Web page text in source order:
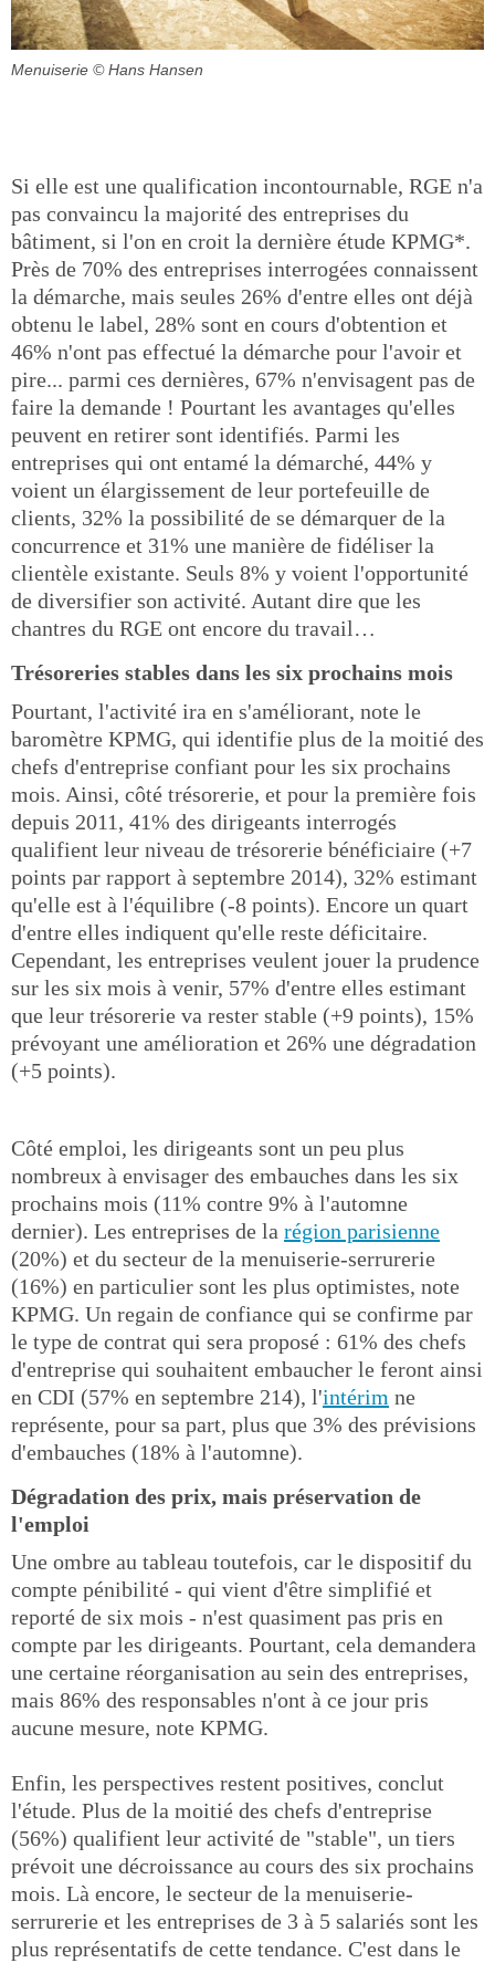
Menuiserie © Hans Hansen
Si elle est une qualification incontournable, RGE n'a
pas convaincu la majorité des entreprises du
bâtiment, si l'on en croit la dernière étude KPMG*.
Près de 70% des entreprises interrogées connaissent
la démarche, mais seules 26% d'entre elles ont déjà
obtenu le label, 28% sont en cours d'obtention et
46% n'ont pas effectué la démarche pour l'avoir et
pire... parmi ces dernières, 67% n'envisagent pas de
faire la demande ! Pourtant les avantages qu'elles
peuvent en retirer sont identifiés. Parmi les
entreprises qui ont entamé la démarché, 44% y
voient un élargissement de leur portefeuille de
clients, 32% la possibilité de se démarquer de la
concurrence et 31% une manière de fidéliser la
clientèle existante. Seuls 8% y voient l'opportunité
de diversifier son activité. Autant dire que les
chantres du RGE ont encore du travail…
Trésoreries stables dans les six prochains mois
Pourtant, l'activité ira en s'améliorant, note le
baromètre KPMG, qui identifie plus de la moitié des
chefs d'entreprise confiant pour les six prochains
mois. Ainsi, côté trésorerie, et pour la première fois
depuis 2011, 41% des dirigeants interrogés
qualifient leur niveau de trésorerie bénéficiaire (+7
points par rapport à septembre 2014), 32% estimant
qu'elle est à l'équilibre (-8 points). Encore un quart
d'entre elles indiquent qu'elle reste déficitaire.
Cependant, les entreprises veulent jouer la prudence
sur les six mois à venir, 57% d'entre elles estimant
que leur trésorerie va rester stable (+9 points), 15%
prévoyant une amélioration et 26% une dégradation
(+5 points).
Côté emploi, les dirigeants sont un peu plus
nombreux à envisager des embauches dans les six
prochains mois (11% contre 9% à l'automne
dernier). Les entreprises de la région parisienne
(20%) et du secteur de la menuiserie-serrurerie
(16%) en particulier sont les plus optimistes, note
KPMG. Un regain de confiance qui se confirme par
le type de contrat qui sera proposé : 61% des chefs
d'entreprise qui souhaitent embaucher le feront ainsi
en CDI (57% en septembre 214), l'intérim ne
représente, pour sa part, plus que 3% des prévisions
d'embauches (18% à l'automne).
Dégradation des prix, mais préservation de
l'emploi
Une ombre au tableau toutefois, car le dispositif du
compte pénibilité - qui vient d'être simplifié et
reporté de six mois - n'est quasiment pas pris en
compte par les dirigeants. Pourtant, cela demandera
une certaine réorganisation au sein des entreprises,
mais 86% des responsables n'ont à ce jour pris
aucune mesure, note KPMG.
Enfin, les perspectives restent positives, conclut
l'étude. Plus de la moitié des chefs d'entreprise
(56%) qualifient leur activité de "stable", un tiers
prévoit une décroissance au cours des six prochains
mois. Là encore, le secteur de la menuiserie-
serrurerie et les entreprises de 3 à 5 salariés sont les
plus représentatifs de cette tendance. C'est dans le